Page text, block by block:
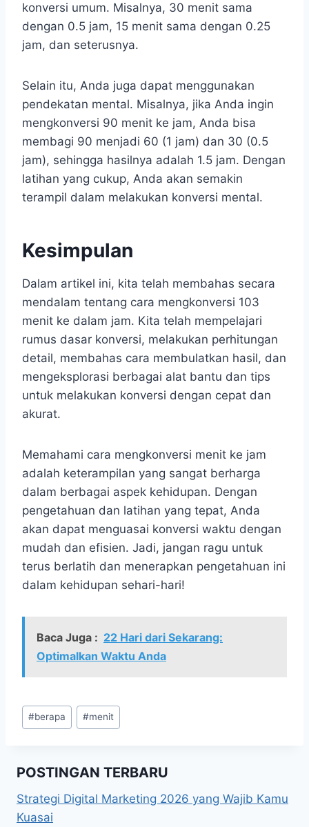
konversi umum. Misalnya, 30 menit sama
dengan 0.5 jam, 15 menit sama dengan 0.25
jam, dan seterusnya.
Selain itu, Anda juga dapat menggunakan
pendekatan mental. Misalnya, jika Anda ingin
mengkonversi 90 menit ke jam, Anda bisa
membagi 90 menjadi 60 (1 jam) dan 30 (0.5
jam), sehingga hasilnya adalah 1.5 jam. Dengan
latihan yang cukup, Anda akan semakin
terampil dalam melakukan konversi mental.
Kesimpulan
Dalam artikel ini, kita telah membahas secara
mendalam tentang cara mengkonversi 103
menit ke dalam jam. Kita telah mempelajari
rumus dasar konversi, melakukan perhitungan
detail, membahas cara membulatkan hasil, dan
mengeksplorasi berbagai alat bantu dan tips
untuk melakukan konversi dengan cepat dan
akurat.
Memahami cara mengkonversi menit ke jam
adalah keterampilan yang sangat berharga
dalam berbagai aspek kehidupan. Dengan
pengetahuan dan latihan yang tepat, Anda
akan dapat menguasai konversi waktu dengan
mudah dan efisien. Jadi, jangan ragu untuk
terus berlatih dan menerapkan pengetahuan ini
dalam kehidupan sehari-hari!
Baca Juga : 22 Hari dari Sekarang:
Optimalkan Waktu Anda
Post
Tags:
#berapa #menit
POSTINGAN TERBARU
Strategi Digital Marketing 2026 yang Wajib Kamu
Kuasai